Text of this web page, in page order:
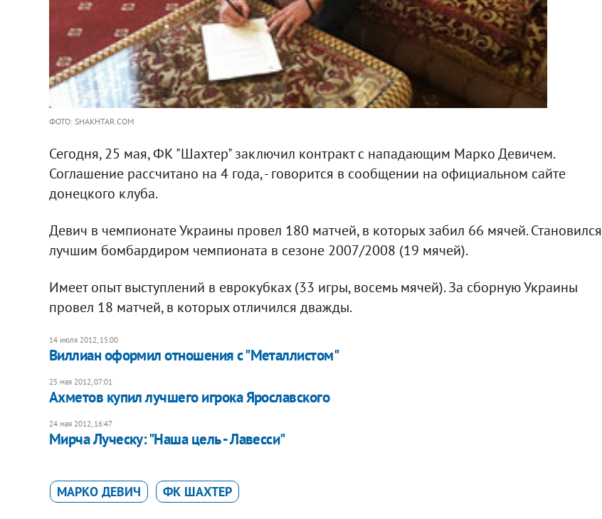
ФОТО: SHAKHTAR.COM
Сегодня, 25 мая, ФК "Шахтер" заключил контракт с нападающим Марко Девичем.
Соглашение рассчитано на 4 года, - говорится в сообщении на официальном сайте
донецкого клуба.
Девич в чемпионате Украины провел 180 матчей, в которых забил 66 мячей. Становился
лучшим бомбардиром чемпионата в сезоне 2007/2008 (19 мячей).
Имеет опыт выступлений в еврокубках (33 игры, восемь мячей). За сборную Украины
провел 18 матчей, в которых отличился дважды.
14 июля 2012, 15:00
Виллиан оформил отношения с "Металлистом"
25 мая 2012, 07:01
Ахметов купил лучшего игрока Ярославского
24 мая 2012, 16:47
Мирча Луческу: "Наша цель - Лавесси"
МАРКО ДЕВИЧ ФК ШАХТЕР